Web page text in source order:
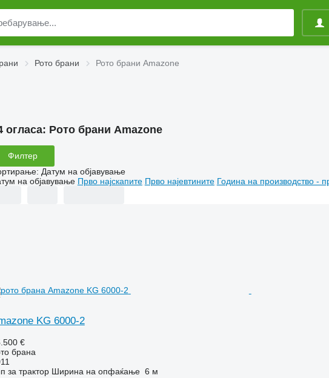
Рото брани Рото брани Amazone
огласа: Рото брани Amazone
Филтер
: Датум на објавување
на објавување Прво најскапите Прво најевтините Година на производство -
KG 6000-2
€
брана
за трактор Ширина на опфаќање 6 м